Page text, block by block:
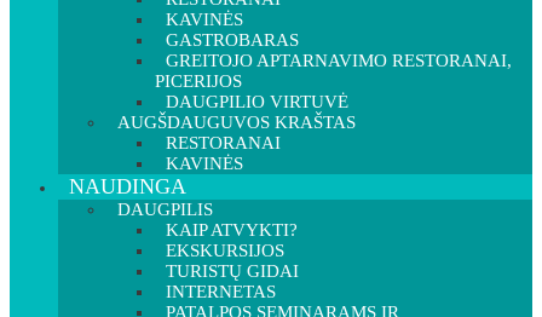
KAVINĖS
GASTROBARAS
GREITOJO APTARNAVIMO RESTORANAI,
PICERIJOS
DAUGPILIO VIRTUVĖ
AUGŠDAUGUVOS KRAŠTAS
RESTORANAI
KAVINĖS
NAUDINGA
DAUGPILIS
KAIP ATVYKTI?
EKSKURSIJOS
TURISTŲ GIDAI
INTERNETAS
PATALPOS SEMINARAMS IR